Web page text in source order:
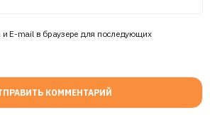
и E-mail в браузере для последующих